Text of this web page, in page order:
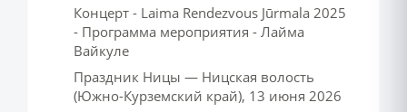
Концерт - Laima Rendezvous Jūrmala 2025
- Программа мероприятия - Лайма
Вайкуле
Праздник Ницы — Ницская волость
(Южно-Курземский край), 13 июня 2026